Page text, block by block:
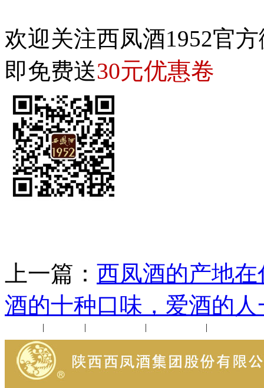
欢迎关注西凤酒1952官
即免费送30元优惠卷
上一篇： 西凤酒的产地
酒的十种口味，爱酒的
| | | |